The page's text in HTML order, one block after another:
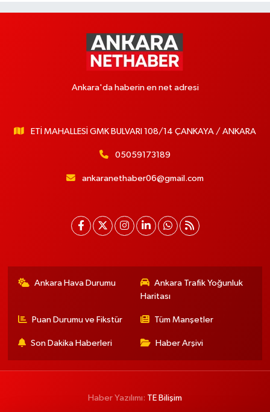
Ankara'da haberin en net adresi
ETİ MAHALLESİ GMK BULVARI 108/14 ÇANKAYA / ANKARA
05059173189
ankaranethaber06@gmail.com
Ankara Hava Durumu
Ankara Trafik Yoğunluk
Haritası
Puan Durumu ve Fikstür Tüm Manşetler
Son Dakika Haberleri Haber Arşivi
Haber Yazılımı: TE Bilişim